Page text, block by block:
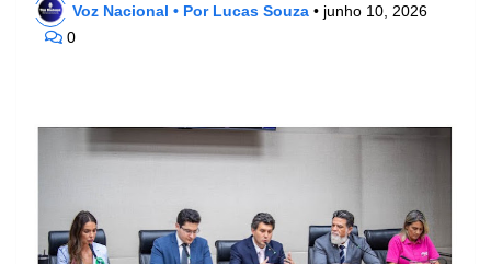
Voz Nacional • Por Lucas Souza • junho 10, 2026
0